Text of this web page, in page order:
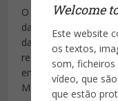
Welcome
Este website
os textos,
som,
vídeo, que
que estão
O primeiro-ministro
da República, que
das
buscas
residência oficial
envolvidos em
Montalegre.